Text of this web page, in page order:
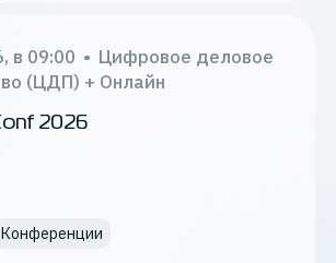
в 09:00 • Цифровое деловое
(ЦДП) + Онлайн
2026
Конференции